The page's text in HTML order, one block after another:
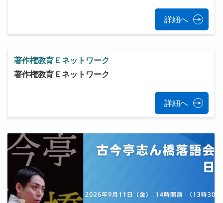
詳細へ
著作権教育Ｅネットワーク
著作権教育Ｅネットワーク
詳細へ